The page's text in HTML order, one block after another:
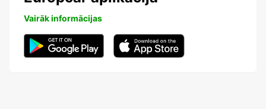
Vairāk informācijas